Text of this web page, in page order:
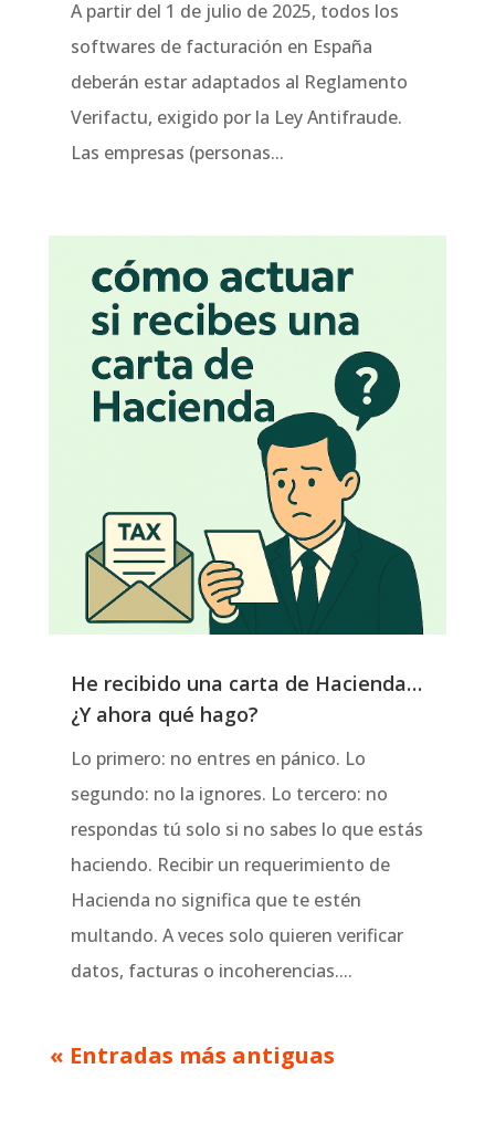
A partir del 1 de julio de 2025, todos los
softwares de facturación en España
deberán estar adaptados al Reglamento
Verifactu, exigido por la Ley Antifraude.
Las empresas (personas...
He recibido una carta de Hacienda…
¿Y ahora qué hago?
Lo primero: no entres en pánico. Lo
segundo: no la ignores. Lo tercero: no
respondas tú solo si no sabes lo que estás
haciendo. Recibir un requerimiento de
Hacienda no significa que te estén
multando. A veces solo quieren verificar
datos, facturas o incoherencias....
« Entradas más antiguas